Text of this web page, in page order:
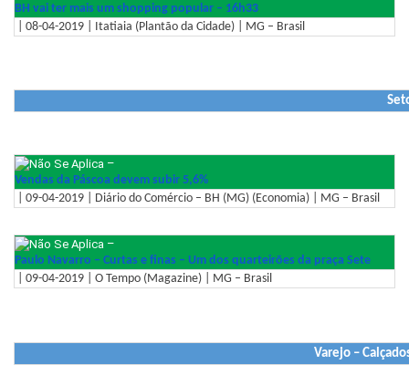
BH vai ter mais um shopping popular – 16h33
| 08-04-2019 | Itatiaia (Plantão da Cidade) | MG – Brasil
–
Vendas da Páscoa devem subir 5,6%
| 09-04-2019 | Diário do Comércio – BH (MG) (Economia) | MG – Brasil
–
Paulo Navarro – Curtas e finas – Um dos quarteirões da praça Sete
| 09-04-2019 | O Tempo (Magazine) | MG – Brasil
Varejo –